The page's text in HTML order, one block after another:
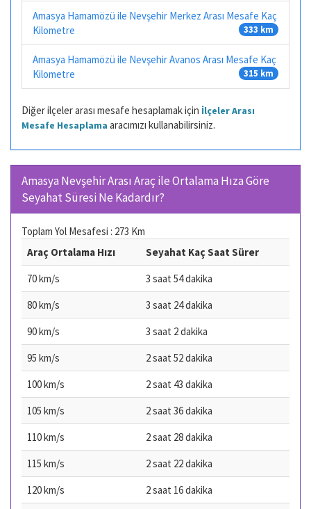
Amasya Hamamözü ile Nevşehir Merkez Arası Mesafe Kaç
Kilometre
333 km
Amasya Hamamözü ile Nevşehir Avanos Arası Mesafe Kaç
Kilometre
315 km
Diğer ilçeler arası mesafe hesaplamak için İlçeler Arası
Mesafe Hesaplama aracımızı kullanabilirsiniz.
Amasya Nevşehir Arası Araç ile Ortalama Hıza Göre
Seyahat Süresi Ne Kadardır?
Toplam Yol Mesafesi : 273 Km
Araç Ortalama Hızı
Seyahat Kaç Saat Sürer
70 km/s
3 saat 54 dakika
80 km/s
3 saat 24 dakika
90 km/s
3 saat 2 dakika
95 km/s
2 saat 52 dakika
100 km/s
2 saat 43 dakika
105 km/s
2 saat 36 dakika
110 km/s
2 saat 28 dakika
115 km/s
2 saat 22 dakika
120 km/s
2 saat 16 dakika